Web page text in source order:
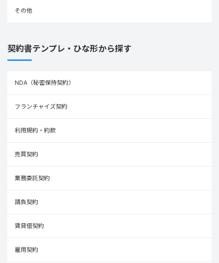
その他
契約書テンプレ・ひな形から探す
NDA（秘密保持契約）
フランチャイズ契約
利用規約・約款
売買契約
業務委託契約
請負契約
賃貸借契約
雇用契約